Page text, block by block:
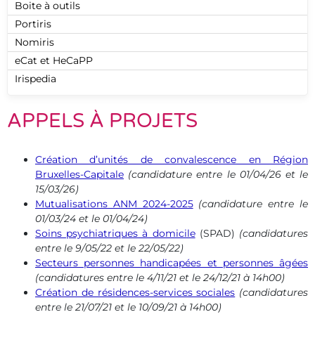
Boite à outils
Portiris
Nomiris
eCat et HeCaPP
Irispedia
APPELS À PROJETS
Création d’unités de convalescence en Région
Bruxelles-Capitale (candidature entre le 01/04/26 et le
15/03/26)
Mutualisations ANM 2024-2025 (candidature entre le
01/03/24 et le 01/04/24)
Soins psychiatriques à domicile(SPAD) (candidatures
entre le 9/05/22 et le 22/05/22)
Secteurs personnes handicapées et personnes âgées
(candidatures entre le 4/11/21 et le 24/12/21 à 14h00)
Création de résidences-services sociales (candidatures
entre le 21/07/21 et le 10/09/21 à 14h00)